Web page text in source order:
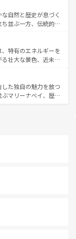
魅力を心ゆくまで味
着の韓国情報はコンテンツ一
イの古い町並みやホ
も、独特の雰囲気を
豊かさとおいしさで
コーヒーなどは、ぜ
てもあたたかい人々
忘れられない旅にな
自然と歴史が息づく
並ぶ一方、伝統的な
ンマイなどの山岳地
ットやクラビの美し
ができる。タイ料理
節にも異なる楽しみ
々、仏教を中心とし
れる旅人を魅了し続
特有のエネルギーを
壮大な景色、近未来
光スポットが密集し
も魅力。息をのむよ
を存分に楽しみ尽く
た独自の魅力を放つ
マリーナベイ、歴史
る外せないスポット